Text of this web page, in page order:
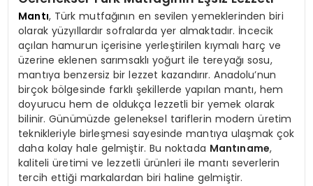
Mantı, Türk mutfağının en sevilen yemeklerinden biri
olarak yüzyıllardır sofralarda yer almaktadır. İncecik
açılan hamurun içerisine yerleştirilen kıymalı harç ve
üzerine eklenen sarımsaklı yoğurt ile tereyağı sosu,
mantıya benzersiz bir lezzet kazandırır. Anadolu’nun
birçok bölgesinde farklı şekillerde yapılan mantı, hem
doyurucu hem de oldukça lezzetli bir yemek olarak
bilinir. Günümüzde geleneksel tariflerin modern üretim
teknikleriyle birleşmesi sayesinde mantıya ulaşmak çok
daha kolay hale gelmiştir. Bu noktada Mantıname,
kaliteli üretimi ve lezzetli ürünleri ile mantı severlerin
tercih ettiği markalardan biri haline gelmiştir.